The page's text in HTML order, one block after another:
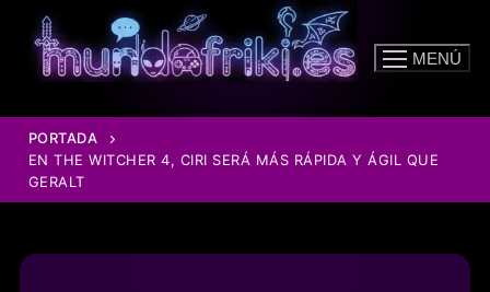
contenido
MENÚ
PORTADA
EN THE WITCHER 4, CIRI SERÁ MÁS RÁPIDA Y ÁGIL QUE
GERALT